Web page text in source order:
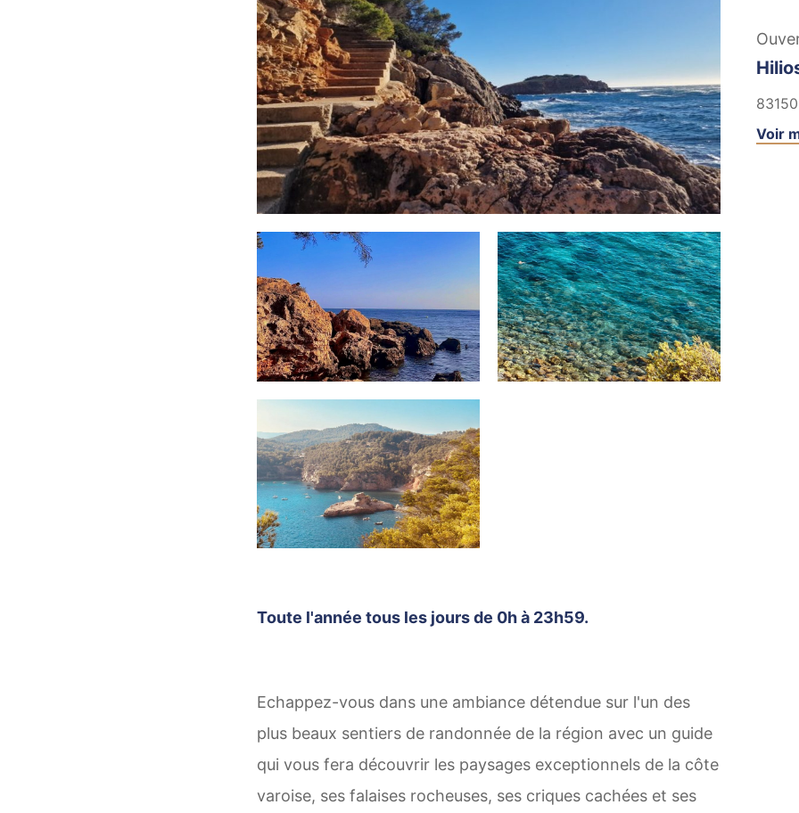
Toute l'année tous les jours de 0h à 23h59.
Echappez-vous dans une ambiance détendue sur l'un des
plus beaux sentiers de randonnée de la région avec un guide
qui vous fera découvrir les paysages exceptionnels de la côte
varoise, ses falaises rocheuses, ses criques cachées et ses
83150
Voir